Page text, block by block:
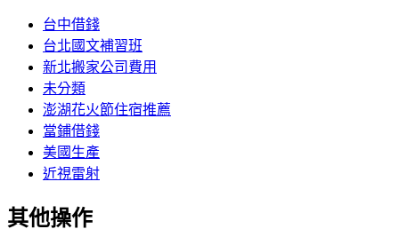
台中借錢
台北國文補習班
新北搬家公司費用
未分類
澎湖花火節住宿推薦
當鋪借錢
美國生產
近視雷射
其他操作